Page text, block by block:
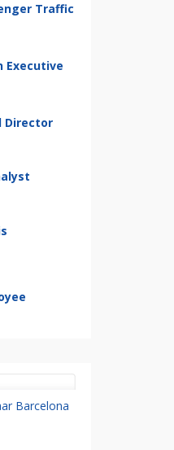
Traffic
Executive
Director
Barcelona